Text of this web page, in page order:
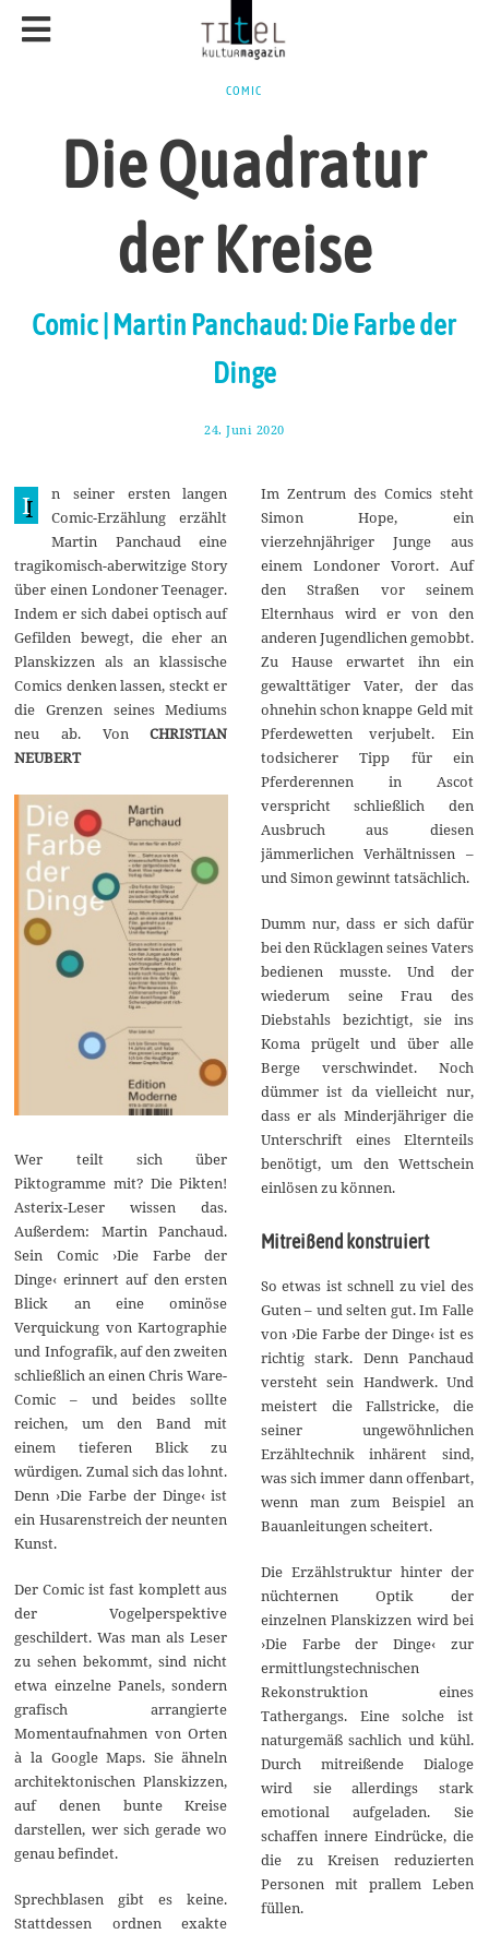
COMIC
Die Quadratur
der Kreise
Comic | Martin Panchaud: Die Farbe der
Dinge
24. Juni 2020
l
2
0
2
0
I
n seiner ersten langen
Comic-Erzählung erzählt
Martin Panchaud eine
tragikomisch-aberwitzige Story
über einen Londoner Teenager.
Indem er sich dabei optisch auf
Gefilden bewegt, die eher an
Planskizzen als an klassische
Comics denken lassen, steckt er
die Grenzen seines Mediums
neu ab. VonCHRISTIAN
NEUBERT
Wer teilt sich über
Piktogramme mit? Die Pikten!
Asterix-Leser wissen das.
Außerdem: Martin Panchaud.
Sein Comic ›Die Farbe der
Dinge‹ erinnert auf den ersten
Blick an eine ominöse
Verquickung von Kartographie
und Infografik, auf den zweiten
schließlich an einen Chris Ware-
Comic – und beides sollte
reichen, um den Band mit
einem tieferen Blick zu
würdigen. Zumal sich das lohnt.
Denn ›Die Farbe der Dinge‹ ist
ein Husarenstreich der neunten
Kunst.
Der Comic ist fast komplett aus
der Vogelperspektive
geschildert. Was man als Leser
zu sehen bekommt, sind nicht
etwa einzelne Panels, sondern
grafisch arrangierte
Momentaufnahmen von Orten
à la Google Maps. Sie ähneln
architektonischen Planskizzen,
auf denen bunte Kreise
darstellen, wer sich gerade wo
genau befindet.
Sprechblasen gibt es keine.
Stattdessen ordnen exakte
Im Zentrum des Comics steht
Simon Hope, ein
vierzehnjähriger Junge aus
einem Londoner Vorort. Auf
den Straßen vor seinem
Elternhaus wird er von den
anderen Jugendlichen gemobbt.
Zu Hause erwartet ihn ein
gewalttätiger Vater, der das
ohnehin schon knappe Geld mit
Pferdewetten verjubelt. Ein
todsicherer Tipp für ein
Pferderennen in Ascot
verspricht schließlich den
Ausbruch aus diesen
jämmerlichen Verhältnissen –
und Simon gewinnt tatsächlich.
Dumm nur, dass er sich dafür
bei den Rücklagen seines Vaters
bedienen musste. Und der
wiederum seine Frau des
Diebstahls bezichtigt, sie ins
Koma prügelt und über alle
Berge verschwindet. Noch
dümmer ist da vielleicht nur,
dass er als Minderjähriger die
Unterschrift eines Elternteils
benötigt, um den Wettschein
einlösen zu können.
Mitreißend konstruiert
So etwas ist schnell zu viel des
Guten – und selten gut. Im Falle
von ›Die Farbe der Dinge‹ ist es
richtig stark. Denn Panchaud
versteht sein Handwerk. Und
meistert die Fallstricke, die
seiner ungewöhnlichen
Erzähltechnik inhärent sind,
was sich immer dann offenbart,
wenn man zum Beispiel an
Bauanleitungen scheitert.
Die Erzählstruktur hinter der
nüchternen Optik der
einzelnen Planskizzen wird bei
›Die Farbe der Dinge‹ zur
ermittlungstechnischen
Rekonstruktion eines
Tathergangs. Eine solche ist
naturgemäß sachlich und kühl.
Durch mitreißende Dialoge
wird sie allerdings stark
emotional aufgeladen. Sie
schaffen innere Eindrücke, die
die zu Kreisen reduzierten
Personen mit prallem Leben
füllen.